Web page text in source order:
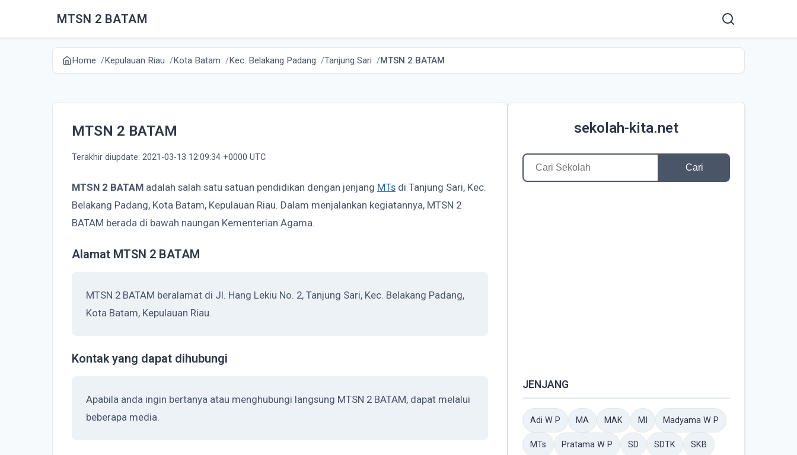
MTSN 2 BATAM
Home Kepulauan Riau Kota Batam Kec. Belakang Padang Tanjung Sari MTSN 2 BATAM
MTSN 2 BATAM
Terakhir diupdate: 2021-03-13 12:09:34 +0000 UTC
MTSN 2 BATAM adalah salah satu satuan pendidikan dengan jenjang MTs di Tanjung Sari, Kec.
Belakang Padang, Kota Batam, Kepulauan Riau. Dalam menjalankan kegiatannya, MTSN 2
BATAM berada di bawah naungan Kementerian Agama.
Alamat MTSN 2 BATAM
MTSN 2 BATAM beralamat di Jl. Hang Lekiu No. 2, Tanjung Sari, Kec. Belakang Padang,
Kota Batam, Kepulauan Riau.
Kontak yang dapat dihubungi
Apabila anda ingin bertanya atau menghubungi langsung MTSN 2 BATAM, dapat melalui
beberapa media.
sekolah-kita.net
Cari
JENJANG
Adi W P MA MAK MI Madyama W P
MTs Pratama W P SD SDTK SKB